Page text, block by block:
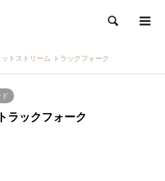
検索
トストリーム トラックフォーク
ラックフォーク